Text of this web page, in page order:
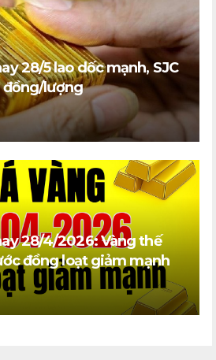
28/5 lao dốc mạnh, SJC
đồng/lượng
28/4/2026: Vàng thế
đồng loạt giảm mạnh